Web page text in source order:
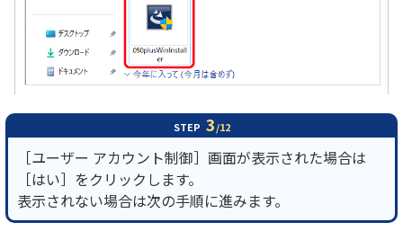
STEP 3/12
［ユーザー アカウント制御］画面が表示された場合は
［はい］をクリックします。
表示されない場合は次の手順に進みます。